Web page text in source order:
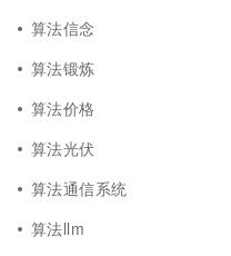
算法信念
算法锻炼
算法价格
算法光伏
算法通信系统
算法llm